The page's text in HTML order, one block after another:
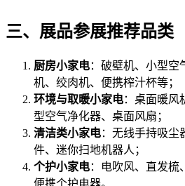
三、展品参展推荐品类
厨房小家电：破壁机、小型空
机、绞肉机、便携榨汁杯等；
环境与取暖小家电：桌面暖风
型空气净化器、桌面风扇；
清洁类小家电：无线手持吸尘
件、迷你扫地机器人；
个护小家电：电吹风、直发梳